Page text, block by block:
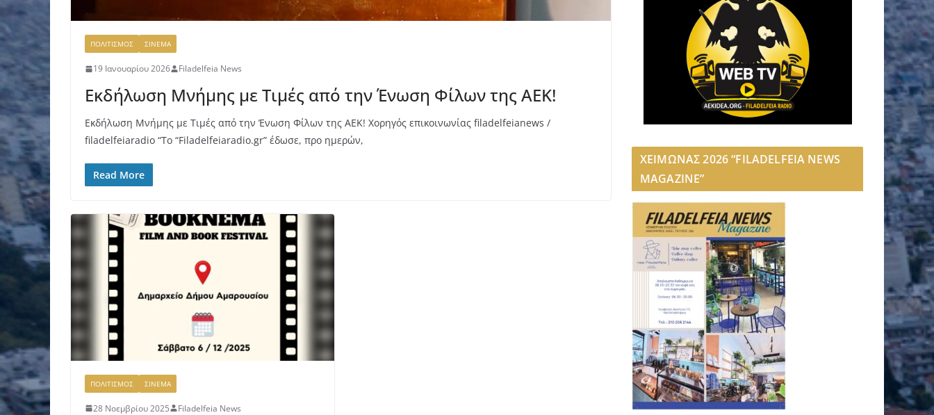
ΠΟΛΙΤΙΣΜΟΣ ΣΙΝΕΜΑ
19 Ιανουαρίου 2026 Filadelfeia News
Εκδήλωση Μνήμης με Τιμές από την Ένωση Φίλων της ΑΕΚ!
Εκδήλωση Μνήμης με Τιμές από την Ένωση Φίλων της ΑΕΚ! Χορηγός επικοινωνίας filadelfeianews /
filadelfeiaradio “Το “Filadelfeiaradio.gr” έδωσε, προ ημερών,
Read More
ΠΟΛΙΤΙΣΜΟΣ ΣΙΝΕΜΑ
28 Νοεμβρίου 2025 Filadelfeia News
ΧΕΙΜΩΝΑΣ 2026 “FILADELFEIA NEWS
MAGAZINE”